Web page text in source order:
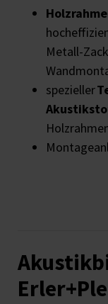
Metall-
spezieller